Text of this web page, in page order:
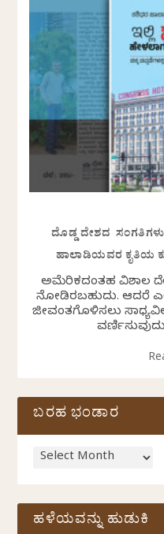
ದೊಡ್ಡ ದೇಶದ
ಹಾಲಾಡಿಯವರ ಕೃತಿಯ
ಅಮೆರಿಕದಂತಹ ವಿಶಾಲ
ನೋಡಿರಬಹುದು. ಆದರೆ
ಜೀವಂತಗೊಳಿಸಲು
ಬರಹ ಭಂಡಾರ
ಹಳೆಯವನ್ನು ಹುಡುಕಿ